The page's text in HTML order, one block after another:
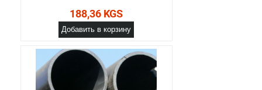
188,36 KGS
Добавить в корзину